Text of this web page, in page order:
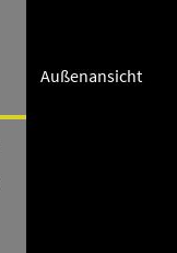
Außenansicht